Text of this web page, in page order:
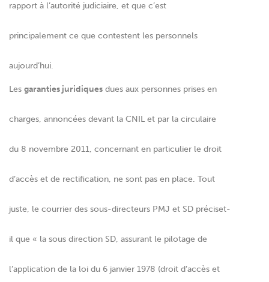
rapport à l’autorité judiciaire, et que c’est
principalement ce que contestent les personnels
aujourd’hui.
Les garanties juridiques dues aux personnes prises en
charges, annoncées devant la CNIL et par la circulaire
du 8 novembre 2011, concernant en particulier le droit
d’accès et de rectification, ne sont pas en place. Tout
juste, le courrier des sous-directeurs PMJ et SD préciset-
il que « la sous direction SD, assurant le pilotage de
l’application de la loi du 6 janvier 1978 (droit d’accès et